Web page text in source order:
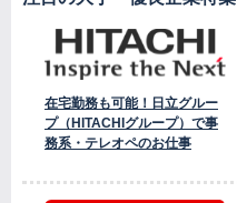
在宅勤務も可能！日立グルー
プ（HITACHIグループ）で事
務系・テレオペのお仕事